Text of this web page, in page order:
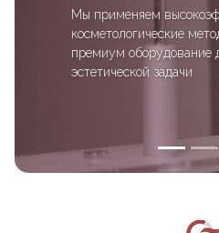
Мы применяем
косметологические
премиум оборудование
эстетической задачи